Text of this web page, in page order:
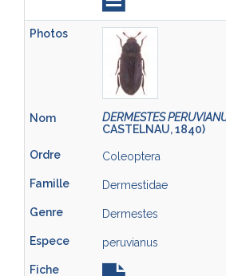
DERMESTES
CASTELNAU, 1840)
Coleoptera
Dermestidae
Dermestes
peruvianus